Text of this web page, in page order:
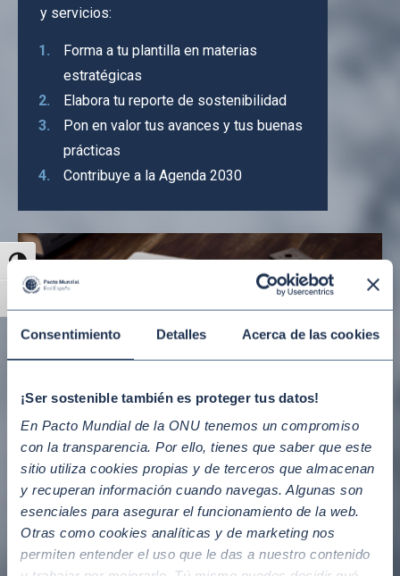
Consentimiento Detalles Acerca de las cookies
¡Ser sostenible también es proteger tus datos!
En Pacto Mundial de la ONU tenemos un compromiso
con la transparencia. Por ello, tienes que saber que este
sitio utiliza cookies propias y de terceros que almacenan
y recuperan información cuando navegas. Algunas son
esenciales para asegurar el funcionamiento de la web.
Otras como cookies analíticas y de marketing nos
permiten entender el uso que le das a nuestro contenido
Alternar alto contraste
y servicios:
Forma a tu plantilla en materias
estratégicas
Elabora tu reporte de sostenibilidad
Pon en valor tus avances y tus buenas
prácticas
Contribuye a la Agenda 2030